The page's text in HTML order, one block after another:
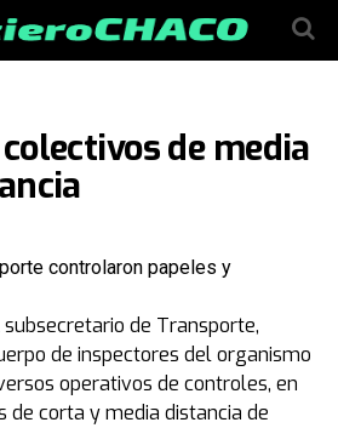
de media
controlaron papeles y
de Transporte,
de inspectores del organismo
operativos de controles, en
de corta y media distancia de